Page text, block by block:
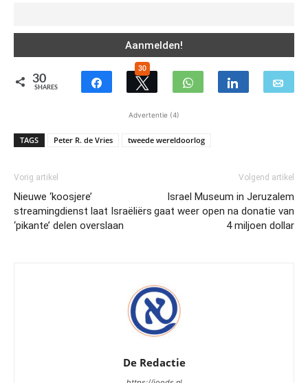
30
SHARES
30
Advertentie (4)
TAGS Peter R. de Vries tweede wereldoorlog
Vorig artikel
Nieuwe ‘koosjere’
streamingdienst laat Israëliërs
‘pikante’ delen overslaan
Volgend artikel
Israel Museum in Jeruzalem
gaat weer open na donatie van
4 miljoen dollar
De Redactie